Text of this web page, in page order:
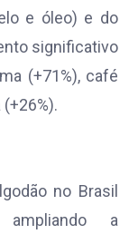
e óleo) e do
significativo
(+71%), café
no Brasil
ampliando a